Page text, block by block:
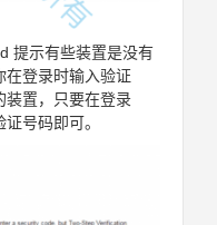
提示有些装置是没有
在登录时输入验证
装置，只要在登录
号码即可。